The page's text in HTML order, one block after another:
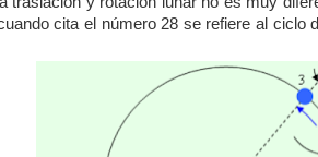
cita el número 28 se refiere al ciclo